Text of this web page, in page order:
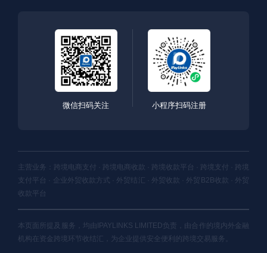
微信扫码关注 小程序扫码注册
主营业务：跨境电商支付 · 跨境电商收款 · 跨境收款平台 · 跨境支付 · 跨境
支付平台 · 企业外贸收款方式 · 外贸结汇 · 外贸收款 · 外贸B2B收款 · 外贸
收款平台
本页面所提及服务，均由IPAYLINKS LIMITED负责，由合作的境内外金融
机构在资金跨境环节收结汇，为企业提供安全便利的跨境交易服务。